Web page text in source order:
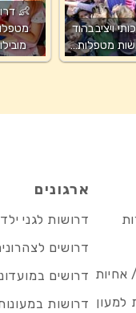
👶
ויציב בהוד
מטפלות…
אחיות
ארגונים
דרושות לגני
דרושים
דרושים
דרושות